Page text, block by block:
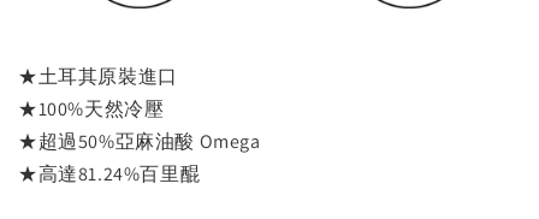
★土耳其原裝進口
★100%天然冷壓
★超過50%亞麻油酸 Omega
★高達81.24%百里醌